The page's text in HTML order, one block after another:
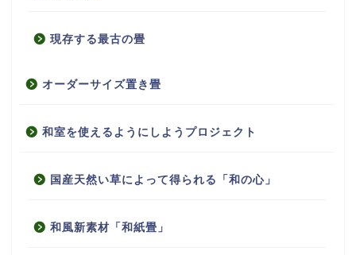
現存する最古の畳
オーダーサイズ置き畳
和室を使えるようにしようプロジェクト
国産天然い草によって得られる「和の心」
和風新素材「和紙畳」